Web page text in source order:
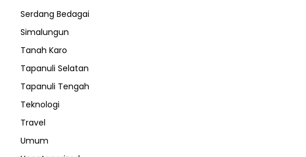
Serdang Bedagai
Simalungun
Tanah Karo
Tapanuli Selatan
Tapanuli Tengah
Teknologi
Travel
Umum